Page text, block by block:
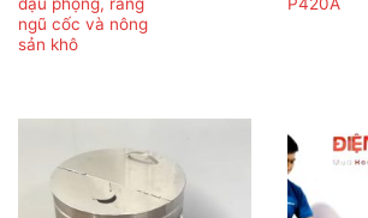
đậu phộng, rang
ngũ cốc và nông
sản khô
P420A